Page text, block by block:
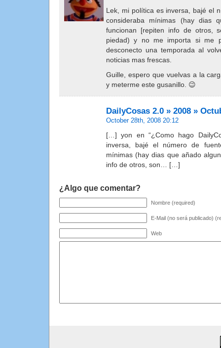
Lek, mi política es inversa, bajé el
consideraba mínimas (hay dias
funcionan [repiten info de otros,
piedad) y no me importa si me
desconecto una temporada al
noticias mas frescas.
Guille, espero que vuelvas a la
y meterme este gusanillo. 😉
DailyCosas 2.0 » 2008 »
October 28th, 2008 20:12
[…] yon en “¿Como hago
inversa, bajé el número de
mínimas (hay dias que añado
info de otros, son… […]
¿Algo que comentar?
Nombre (required)
E-Mail (no será publicado)
Web